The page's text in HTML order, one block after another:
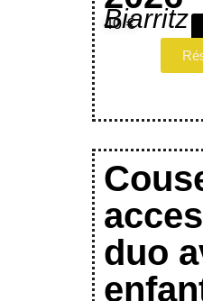
Biarritz
40 €
duo